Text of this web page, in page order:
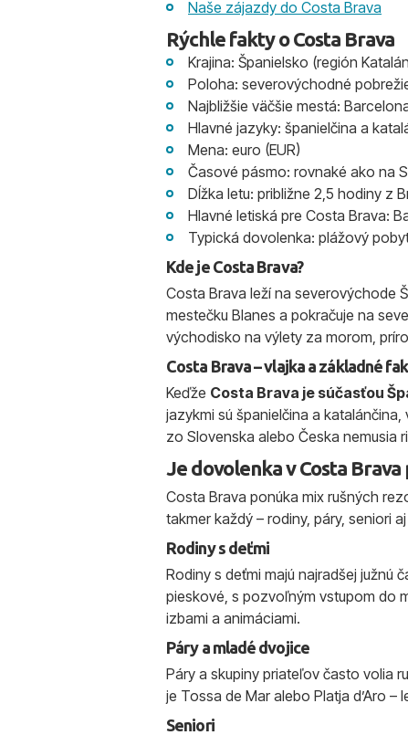
Naše zájazdy do Costa Brava
Rýchle fakty o Costa Brava
Krajina: Španielsko (región
Poloha: severovýchodné
Najbližšie väčšie mestá:
Hlavné jazyky: španielčina a
Mena: euro (EUR)
Časové pásmo: rovnaké ako na
Dĺžka letu: približne 2,5 hodiny z
Hlavné letiská pre Costa Brava:
Typická dovolenka: plážový
Kde je Costa Brava?
Costa Brava leží na severovýchode
mestečku Blanes a pokračuje na
východisko na výlety za morom,
Costa Brava – vlajka a základné
Keďže Costa Brava je súčasťou
jazykmi sú španielčina a
zo Slovenska alebo Česka nemusia
Je dovolenka v Costa Brava
Costa Brava ponúka mix rušných
takmer každý – rodiny, páry, seniori
Rodiny s deťmi
Rodiny s deťmi majú najradšej južnú
pieskové, s pozvoľným vstupom do
izbami a animáciami.
Páry a mladé dvojice
Páry a skupiny priateľov často volia
je Tossa de Mar alebo Platja d’Aro
Seniori